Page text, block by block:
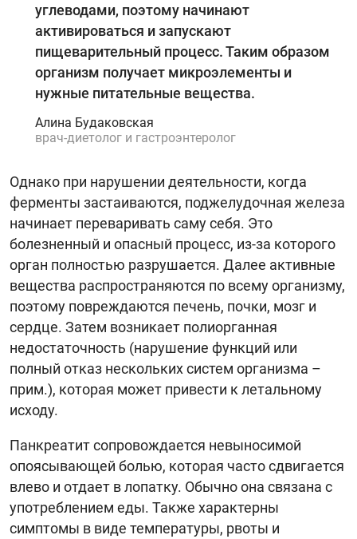
углеводами, поэтому начинают
активироваться и запускают
пищеварительный процесс. Таким образом
организм получает микроэлементы и
нужные питательные вещества.
Алина Будаковская
врач-диетолог и гастроэнтеролог
Однако при нарушении деятельности, когда
ферменты застаиваются, поджелудочная железа
начинает переваривать саму себя. Это
болезненный и опасный процесс, из-за которого
орган полностью разрушается. Далее активные
вещества распространяются по всему организму,
поэтому повреждаются печень, почки, мозг и
сердце. Затем возникает полиорганная
недостаточность (нарушение функций или
полный отказ нескольких систем организма –
прим.), которая может привести к летальному
исходу.
Панкреатит сопровождается невыносимой
опоясывающей болью, которая часто сдвигается
влево и отдает в лопатку. Обычно она связана с
употреблением еды. Также характерны
симптомы в виде температуры, рвоты и